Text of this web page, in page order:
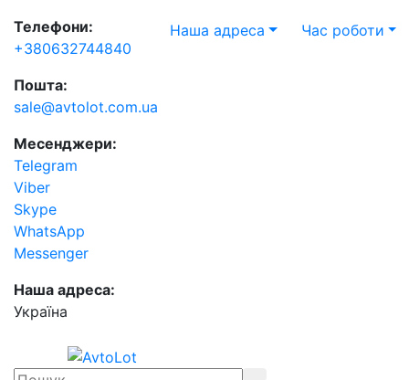
Телефони:
+380632744840
Пошта:
sale@avtolot.com.ua
Месенджери:
Telegram
Viber
Skype
WhatsApp
Messenger
Наша адреса:
Українa
Наша адреса Час роботи